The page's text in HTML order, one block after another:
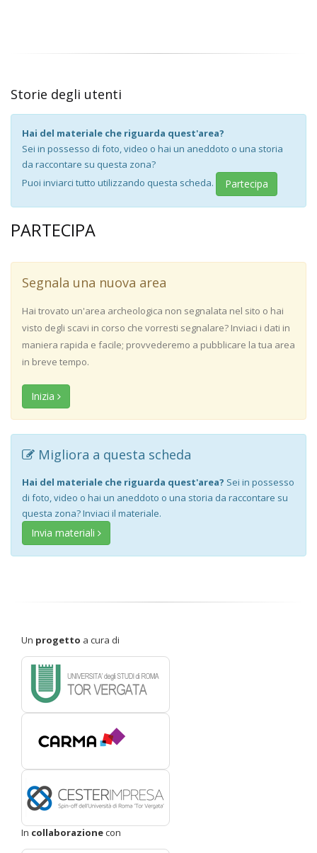
Storie degli utenti
Hai del materiale che riguarda quest'area?
Sei in possesso di foto, video o hai un aneddoto o una storia
da raccontare su questa zona?
Puoi inviarci tutto utilizzando questa scheda.
Partecipa
PARTECIPA
Segnala una nuova area
Hai trovato un'area archeologica non segnalata nel sito o hai
visto degli scavi in corso che vorresti segnalare? Inviaci i dati in
maniera rapida e facile; provvederemo a pubblicare la tua area
in breve tempo.
Inizia
Migliora a questa scheda
Hai del materiale che riguarda quest'area? Sei in possesso
di foto, video o hai un aneddoto o una storia da raccontare su
questa zona? Inviaci il materiale.
Invia materiali
Un progetto a cura di
In collaborazionecon